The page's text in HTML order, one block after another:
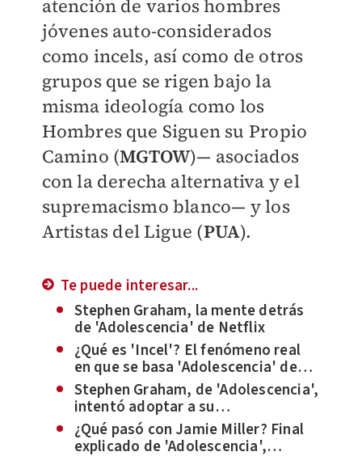
atención de varios hombres
jóvenes auto-considerados
como incels, así como de otros
grupos que se rigen bajo la
misma ideología como los
Hombres que Siguen su Propio
Camino (MGTOW)— asociados
con la derecha alternativa y el
supremacismo blanco— y los
Artistas del Ligue (PUA).
Te puede interesar...
Stephen Graham, la mente detrás
de 'Adolescencia' de Netflix
¿Qué es 'Incel'? El fenómeno real
en que se basa 'Adolescencia' de
Netflix y provocó crímenes
Stephen Graham, de 'Adolescencia',
intentó adoptar a su
coprotagonista
¿Qué pasó con Jamie Miller? Final
explicado de 'Adolescencia',